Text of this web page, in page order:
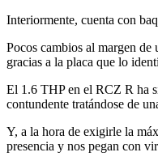
Interiormente, cuenta con
Pocos cambios al margen de
gracias a la placa que lo
El 1.6 THP en el RCZ R ha
contundente tratándose de
Y, a la hora de exigirle la
presencia y nos pegan con